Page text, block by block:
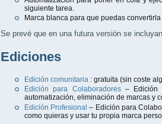
siguiente tarea.
Marca blanca para que puedas
Se prevé que en una futura versión se
Ediciones
Edición comunitaria : gratuita (sin coste
Edición para Colaboradores– Edición
automatización, eliminación de marcas y
Edición Profesional – Edición para
como quieras y usar tu propia marca